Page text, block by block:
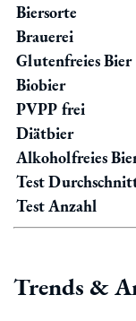
Biersorte
Brauerei
Glutenfreies Bier
Biobier
PVPP frei
Diätbier
Alkoholfreies
Test
Test Anzahl
Trends &